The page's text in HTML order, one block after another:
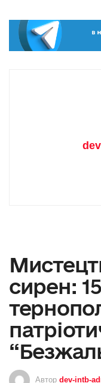
сирен:
Автор dev-intb-